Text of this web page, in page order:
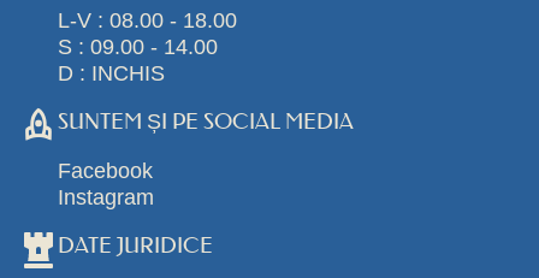
L-V : 08.00 - 18.00
S : 09.00 - 14.00
D : INCHIS
SUNTEM ȘI PE SOCIAL MEDIA
Facebook
Instagram
DATE JURIDICE